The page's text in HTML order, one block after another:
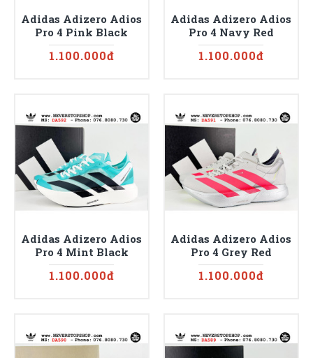
Adidas Adizero Adios
Pro 4 Pink Black
1.100.000đ
Adidas Adizero Adios
Pro 4 Navy Red
1.100.000đ
Adidas Adizero Adios
Pro 4 Mint Black
1.100.000đ
Adidas Adizero Adios
Pro 4 Grey Red
1.100.000đ